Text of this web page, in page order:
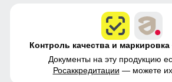
Контроль качества и
Документы на эту продукцию
Росаккредитации — можете их